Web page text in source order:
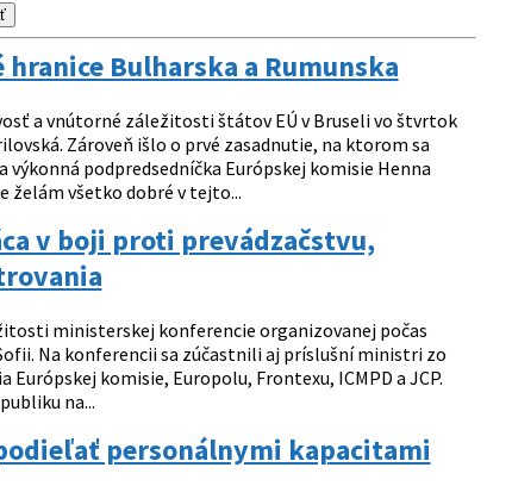
Bulharska a Rumunska
a vnútorné záležitosti štátov EÚ v Bruseli vo štvrtok
Zároveň išlo o prvé zasadnutie, na ktorom sa
podpredsedníčka Európskej komisie Henna
želám všetko dobré v tejto...
v boji proti prevádzačstvu,
ministerskej konferencie organizovanej počas
Na konferencii sa zúčastnili aj príslušní ministri zo
komisie, Europolu, Frontexu, ICMPD a JCP.
na...
personálnymi kapacitami